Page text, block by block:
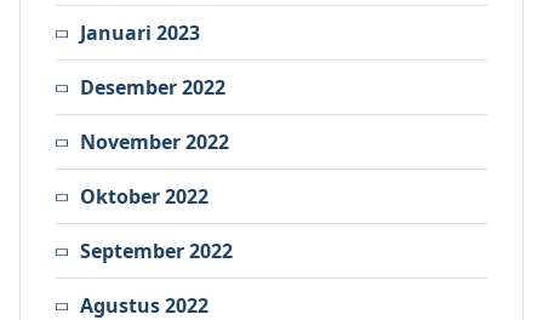
Januari 2023
Desember 2022
November 2022
Oktober 2022
September 2022
Agustus 2022